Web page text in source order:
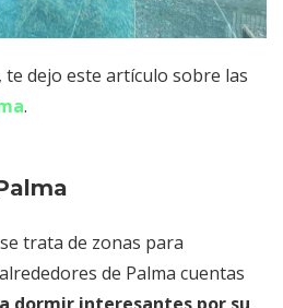
te dejo este artículo sobre las
.
trata de zonas para
de Palma cuentas